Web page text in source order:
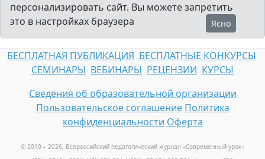
персонализировать сайт. Вы можете запретить
это в настройках браузера
Ясно
БЕСПЛАТНАЯ ПУБЛИКАЦИЯ БЕСПЛАТНЫЕ КОНКУРСЫ
СЕМИНАРЫ ВЕБИНАРЫ РЕЦЕНЗИИ КУРСЫ
Сведения об образовательной организации
Пользовательское соглашение Политика
конфиденциальности Оферта
© 2010 – 2026, Всероссийский педагогический журнал «Современный урок»